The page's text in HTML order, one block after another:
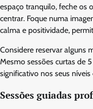
espaço tranquilo, feche os
centrar. Foque numa
calma e positividade,
Considere reservar alguns
Mesmo sessões curtas de
significativo nos seus
Sessões guiadas